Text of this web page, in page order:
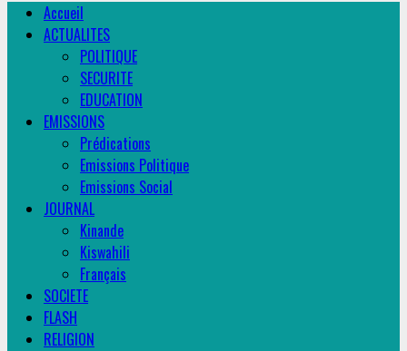
Primary
Menu
Accueil
ACTUALITES
POLITIQUE
SECURITE
EDUCATION
EMISSIONS
Prédications
Emissions Politique
Emissions Social
JOURNAL
Kinande
Kiswahili
Français
SOCIETE
FLASH
RELIGION